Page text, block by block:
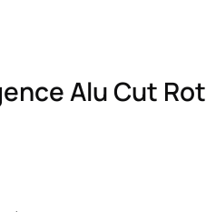
Alu Cut Rot